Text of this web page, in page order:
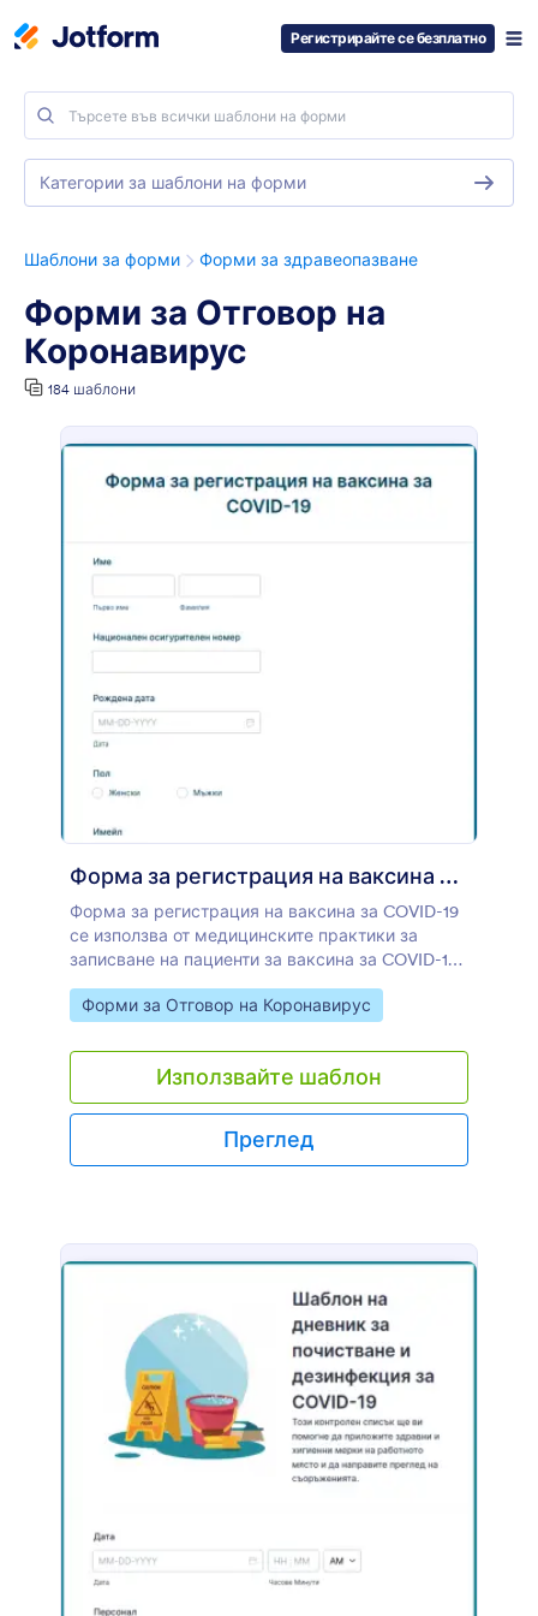
Регистрирайте се безплатно
Шаблони за форми Форми за здравеопазване
Форми за Отговор на
Коронавирус
184 шаблони
Форма за регистрация на ваксина за COVID 19
Форма за регистрация на ваксина за COVID-19
се използва от медицинските практики за
записване на пациенти за ваксина за COVID-19.
Съберете данни за контакт и информация за
застраховка за вашата медицинска практика,
на ваксини за COVID-19! Просто
персонализирайте формата, за да получите
необходимата информация - след това
вградете формата във вашия уебсайт,
споделете я с линк или накарайте пациентите
автоматично, лесно да ги изтеглите или
отпечатате с едно щракване. Искате ли тази
форма за регистрация да съответства на
вашата практика? Добавете вашето лого,
променете фоновото изображение или
добавете още формови полета, за да събирате
медицинската история на клиентите
едновременно. Можете дори да
синхронизирате подадените формуляри или
PDF файлове със 100+ популярни платформи,
включително Google Диск, Dropbox, Box и други!
запазите чувствителната информация за
здравето на пациентите защитена, с HIPAA
съответствие. Заменете хартиените форми,
бъдете по-ефективни и намалете времето за
Go to Category:
Форми за Отговор на Коронавирус
Използвайте шаблон
Преглед
Категории за шаблони на форми